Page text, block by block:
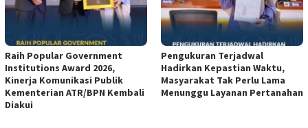
Raih Popular Government
Institutions Award 2026,
Kinerja Komunikasi Publik
Kementerian ATR/BPN Kembali
Diakui
Pengukuran Terjadwal
Hadirkan Kepastian Waktu,
Masyarakat Tak Perlu Lama
Menunggu Layanan Pertanahan